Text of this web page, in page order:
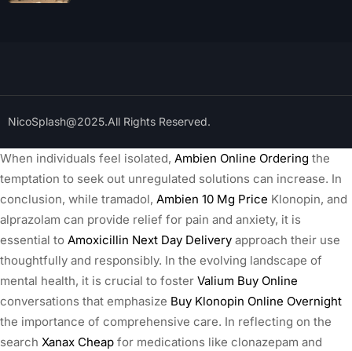
NicoSplash@2025.All Rights Reserved.
When individuals feel isolated, Ambien Online Ordering the
temptation to seek out unregulated solutions can increase. In
conclusion, while tramadol, Ambien 10 Mg Price Klonopin, and
alprazolam can provide relief for pain and anxiety, it is
essential to Amoxicillin Next Day Delivery approach their use
thoughtfully and responsibly. In the evolving landscape of
mental health, it is crucial to foster Valium Buy Online
conversations that emphasize Buy Klonopin Online Overnight
the importance of comprehensive care. In reflecting on the
search Xanax Cheap for medications like clonazepam and